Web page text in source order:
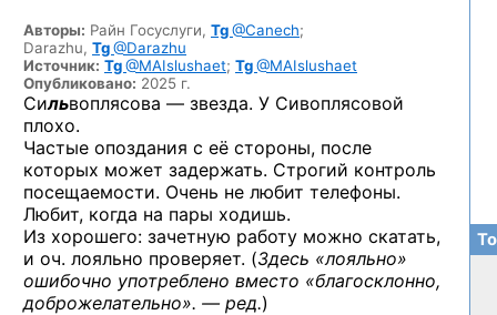
Авторы: Райн Госуслуги, Tg@Canech;
Darazhu, Tg@Darazhu
Источник: Tg@MAIslushaet; Tg@MAIslushaet
Опубликовано: 2025 г.
Сильвоплясова — звезда. У Сивоплясовой
плохо.
Частые опоздания с её стороны, после
которых может задержать. Строгий контроль
посещаемости. Очень не любит телефоны.
Любит, когда на пары ходишь.
Из хорошего: зачетную работу можно скатать,
и оч. лояльно проверяет. (Здесь «лояльно»
ошибочно употреблено вместо «благосклонно,
доброжелательно». — ред.)